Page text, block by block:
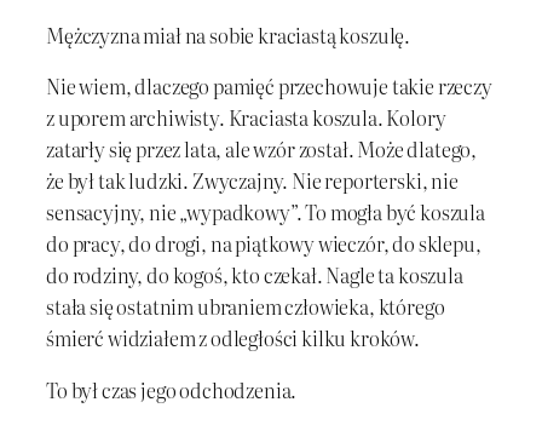
Mężczyzna miał na sobie kraciastą koszulę.
Nie wiem, dlaczego pamięć przechowuje takie rzeczy
z uporem archiwisty. Kraciasta koszula. Kolory
zatarły się przez lata, ale wzór został. Może dlatego,
że był tak ludzki. Zwyczajny. Nie reporterski, nie
sensacyjny, nie „wypadkowy”. To mogła być koszula
do pracy, do drogi, na piątkowy wieczór, do sklepu,
do rodziny, do kogoś, kto czekał. Nagle ta koszula
stała się ostatnim ubraniem człowieka, którego
śmierć widziałem z odległości kilku kroków.
To był czas jego odchodzenia.